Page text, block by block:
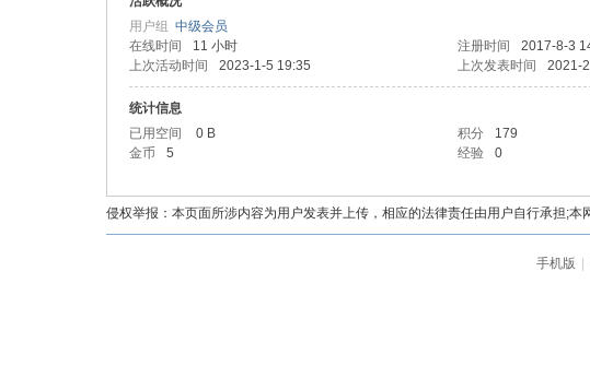
都
用户组 中级会员
在线时间
11 小时 注册时间 2017-8-3
上次活动时间
2023-1-5 19:35 上次发表时间 2021-
统计信息
已用空间
0 B 积分 179
金币
5 经验 0
侵权举报：本页面所涉内容为用户发表并上传，相应的法律责任由用户自行承担;
手机版